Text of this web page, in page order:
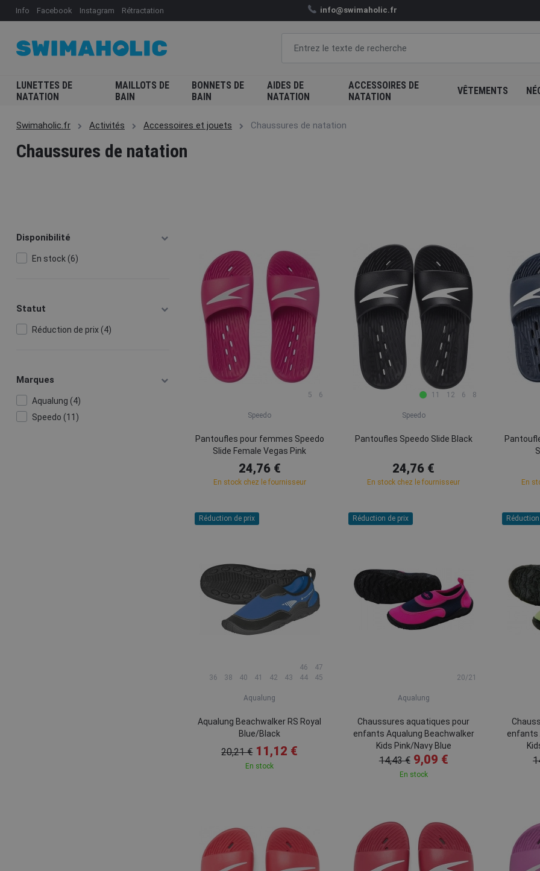
Info Facebook Instagram Rétractation info@swimaholic.fr
LUNETTES DE
NATATION
MAILLOTS DE
BAIN
BONNETS DE
BAIN
AIDES DE
NATATION
ACCESSOIRES DE
NATATION
VÊTEMENTS
Swimaholic.fr Activités Accessoires et jouets Chaussures de natation
Chaussures de natation
Disponibilité
En stock (6)
Statut
Réduction de prix (4)
Marques
Aqualung (4)
Speedo (11)
5 6
Speedo
Pantoufles pour femmes Speedo
Slide Female Vegas Pink
24,76 €
En stock chez le fournisseur
11 12 6 8
Speedo
Pantoufles Speedo Slide Black
24,76 €
En stock chez le fournisseur En
Réduction de prix
36 38 40 41 42 43 44 45
46 47
Aqualung
Aqualung Beachwalker RS Royal
Blue/Black
20,21 € 11,12 €
En stock
Réduction de prix
20/21
Aqualung
Chaussures aquatiques pour
enfants Aqualung Beachwalker
Kids Pink/Navy Blue
14,43 € 9,09 €
En stock
enfants